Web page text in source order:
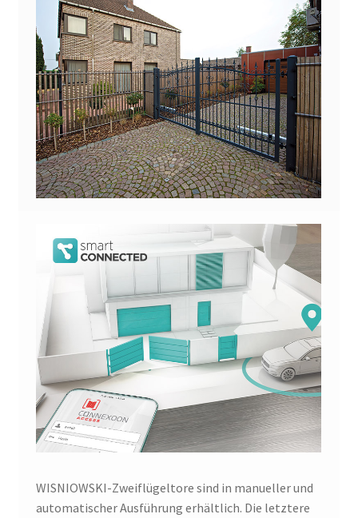
WISNIOWSKI-Zweiflügeltore sind in manueller und
automatischer Ausführung erhältlich. Die letztere